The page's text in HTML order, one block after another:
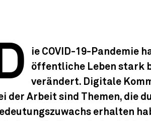
ie COVID-19-Pandemie
öffentliche Leben stark
verändert. Digitale
der Arbeit sind Themen, die
erhalten